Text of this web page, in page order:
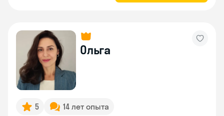
Ольга
5 14 лет опыта